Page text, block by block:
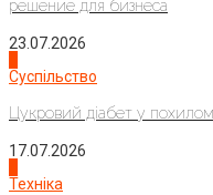
решение для бизнеса
23.07.2026
Суспільство
Цукровий діабет у
17.07.2026
Техніка